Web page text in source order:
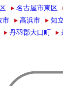
名古屋市東区
市 高浜市 知
丹羽郡大口町